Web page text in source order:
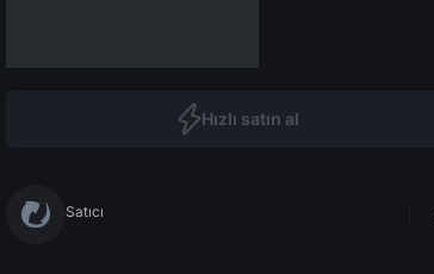
Hızlı satın al
Satıcı